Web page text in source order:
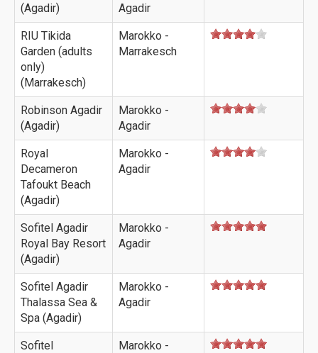
(Agadir)
Agadir
RIU Tikida
Garden (adults
only)
(Marrakesch)
Marokko -
Marrakesch
Robinson Agadir
(Agadir)
Marokko -
Agadir
Royal
Decameron
Tafoukt Beach
(Agadir)
Marokko -
Agadir
Sofitel Agadir
Royal Bay Resort
(Agadir)
Marokko -
Agadir
Sofitel Agadir
Thalassa Sea &
Spa (Agadir)
Marokko -
Agadir
Sofitel
Marokko -